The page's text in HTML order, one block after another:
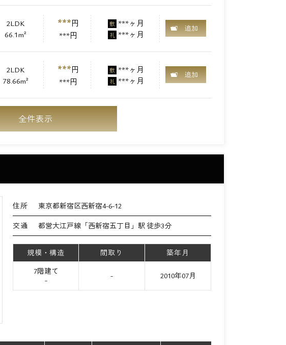
2LDK
66.1m²
***円
***円
敷 ***ヶ月
礼 ***ヶ月
追加
2LDK
78.66m²
***円
***円
敷 ***ヶ月
礼 ***ヶ月
追加
全件表示
住所 東京都新宿区西新宿4-6-12
交通 都営大江戸線「西新宿五丁目」駅 徒歩3分
規模・構造 間取り
築年月
7階建て
-
- 2010年07月